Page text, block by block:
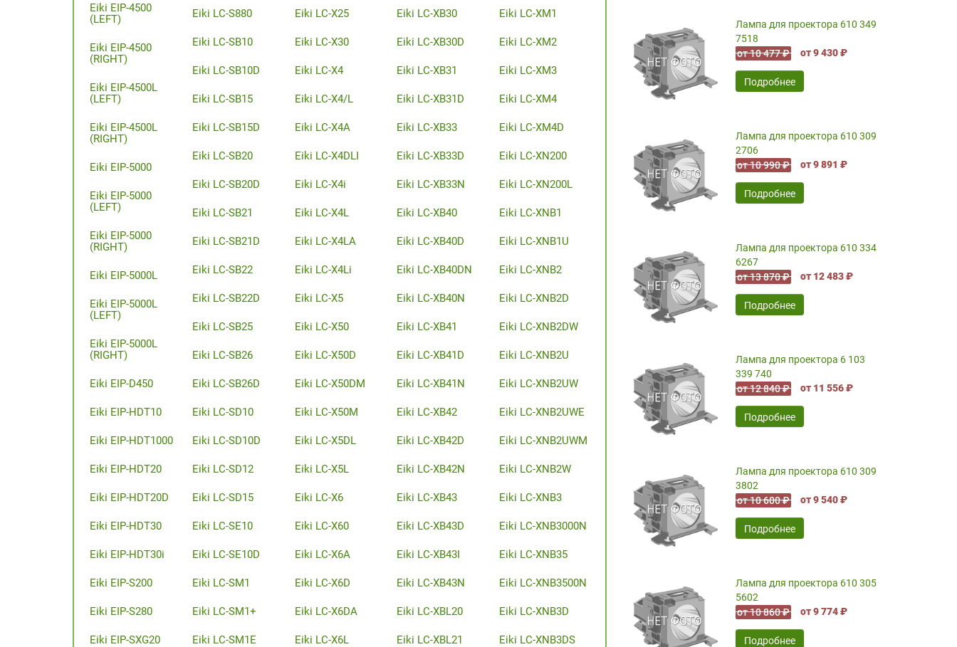
Eiki EIP-4500
(LEFT)
Eiki EIP-4500
(RIGHT)
Eiki EIP-4500L
(LEFT)
Eiki EIP-4500L
(RIGHT)
Eiki EIP-5000
Eiki EIP-5000
(LEFT)
Eiki EIP-5000
(RIGHT)
Eiki EIP-5000L
Eiki EIP-5000L
(LEFT)
Eiki EIP-5000L
(RIGHT)
Eiki EIP-D450
Eiki EIP-HDT10
Eiki EIP-HDT1000
Eiki EIP-HDT20
Eiki EIP-HDT20D
Eiki EIP-HDT30
Eiki EIP-HDT30i
Eiki EIP-S200
Eiki EIP-S280
Eiki EIP-SXG20
Eiki LC-S880
Eiki LC-SB10
Eiki LC-SB10D
Eiki LC-SB15
Eiki LC-SB15D
Eiki LC-SB20
Eiki LC-SB20D
Eiki LC-SB21
Eiki LC-SB21D
Eiki LC-SB22
Eiki LC-SB22D
Eiki LC-SB25
Eiki LC-SB26
Eiki LC-SB26D
Eiki LC-SD10
Eiki LC-SD10D
Eiki LC-SD12
Eiki LC-SD15
Eiki LC-SE10
Eiki LC-SE10D
Eiki LC-SM1
Eiki LC-SM1+
Eiki LC-SM1E
Eiki LC-X25
Eiki LC-X30
Eiki LC-X4
Eiki LC-X4/L
Eiki LC-X4A
Eiki LC-X4DLI
Eiki LC-X4i
Eiki LC-X4L
Eiki LC-X4LA
Eiki LC-X4Li
Eiki LC-X5
Eiki LC-X50
Eiki LC-X50D
Eiki LC-X50DM
Eiki LC-X50M
Eiki LC-X5DL
Eiki LC-X5L
Eiki LC-X6
Eiki LC-X60
Eiki LC-X6A
Eiki LC-X6D
Eiki LC-X6DA
Eiki LC-X6L
Eiki LC-XB30
Eiki LC-XB30D
Eiki LC-XB31
Eiki LC-XB31D
Eiki LC-XB33
Eiki LC-XB33D
Eiki LC-XB33N
Eiki LC-XB40
Eiki LC-XB40D
Eiki LC-XB40DN
Eiki LC-XB40N
Eiki LC-XB41
Eiki LC-XB41D
Eiki LC-XB41N
Eiki LC-XB42
Eiki LC-XB42D
Eiki LC-XB42N
Eiki LC-XB43
Eiki LC-XB43D
Eiki LC-XB43I
Eiki LC-XB43N
Eiki LC-XBL20
Eiki LC-XBL21
Eiki LC-XM1
Eiki LC-XM2
Eiki LC-XM3
Eiki LC-XM4
Eiki LC-XM4D
Eiki LC-XN200
Eiki LC-XN200L
Eiki LC-XNB1
Eiki LC-XNB1U
Eiki LC-XNB2
Eiki LC-XNB2D
Eiki LC-XNB2DW
Eiki LC-XNB2U
Eiki LC-XNB2UW
Eiki LC-XNB2UWE
Eiki LC-XNB2UWM
Eiki LC-XNB2W
Eiki LC-XNB3
Eiki LC-XNB3000N
Eiki LC-XNB35
Eiki LC-XNB3500N
Eiki LC-XNB3D
Eiki LC-XNB3DS
Лампа для проектора 610 349
7518
от 10 477 ₽
от 9 430 ₽
Подробнее
Лампа для проектора 610 309
2706
от 10 990 ₽
от 9 891 ₽
Подробнее
Лампа для проектора 610 334
6267
от 13 870 ₽
от 12 483 ₽
Подробнее
Лампа для проектора 6 103
339 740
от 12 840 ₽
от 11 556 ₽
Подробнее
Лампа для проектора 610 309
3802
от 10 600 ₽
от 9 540 ₽
Подробнее
Лампа для проектора 610 305
5602
от 10 860 ₽
от 9 774 ₽
Подробнее